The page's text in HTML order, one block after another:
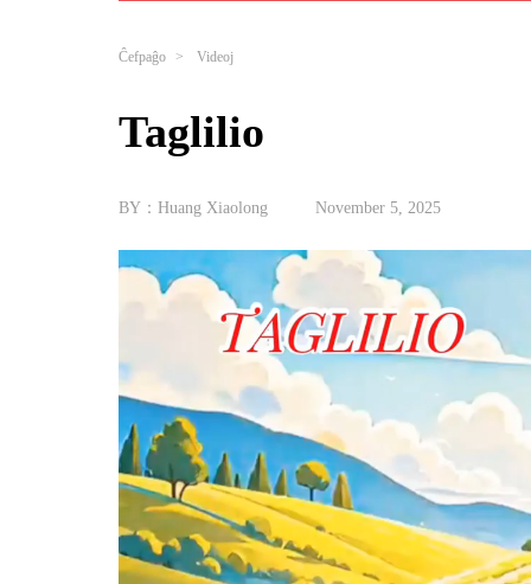
Ĉefpaĝo > Videoj
Taglilio
BY：Huang Xiaolong November 5, 2025